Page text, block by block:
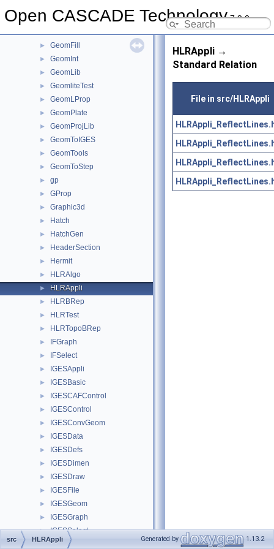
Open CASCADE Technology7.9.0
GeometryTest
► GeomFill
► GeomInt
► GeomLib
► GeomliteTest
► GeomLProp
► GeomPlate
► GeomProjLib
► GeomToIGES
► GeomTools
► GeomToStep
► gp
► GProp
► Graphic3d
► Hatch
► HatchGen
► HeaderSection
► Hermit
► HLRAlgo
► HLRAppli
► HLRBRep
► HLRTest
► HLRTopoBRep
► IFGraph
► IFSelect
► IGESAppli
► IGESBasic
► IGESCAFControl
► IGESControl
► IGESConvGeom
► IGESData
► IGESDefs
► IGESDimen
► IGESDraw
► IGESFile
► IGESGeom
► IGESGraph
► IGESSelect
► IGESSolid
HLRAppli →
Standard Relation
File in src/HLRAppli
src HLRAppli Generated by 1.13.2